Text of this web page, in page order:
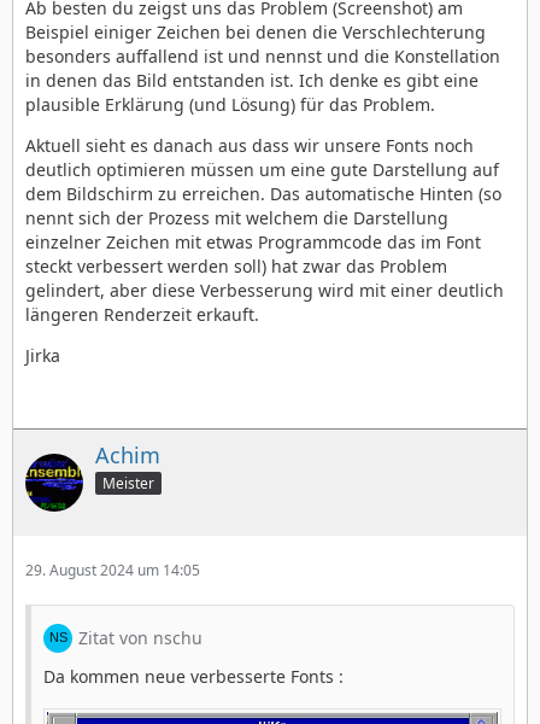
Ab besten du zeigst uns das Problem (Screenshot) am
Beispiel einiger Zeichen bei denen die Verschlechterung
besonders auffallend ist und nennst und die Konstellation
in denen das Bild entstanden ist. Ich denke es gibt eine
plausible Erklärung (und Lösung) für das Problem.
Aktuell sieht es danach aus dass wir unsere Fonts noch
deutlich optimieren müssen um eine gute Darstellung auf
dem Bildschirm zu erreichen. Das automatische Hinten (so
nennt sich der Prozess mit welchem die Darstellung
einzelner Zeichen mit etwas Programmcode das im Font
steckt verbessert werden soll) hat zwar das Problem
gelindert, aber diese Verbesserung wird mit einer deutlich
längeren Renderzeit erkauft.
Jirka
Achim
Meister
29. August 2024 um 14:05
Zitat von nschu
Da kommen neue verbesserte Fonts :